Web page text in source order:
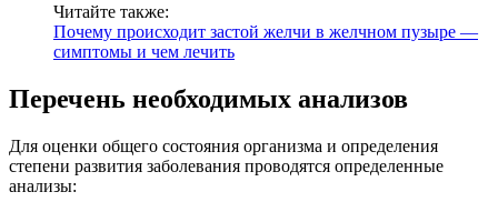
Читайте также:
Почему происходит застой желчи в желчном пузыре —
симптомы и чем лечить
Перечень необходимых анализов
Для оценки общего состояния организма и определения
степени развития заболевания проводятся определенные
анализы: